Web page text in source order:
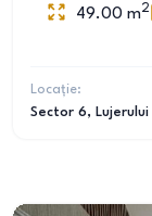
49.00 m2
Locație:
Sector 6, Lujerului